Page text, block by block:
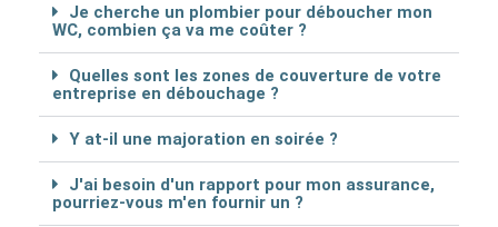
Je cherche un plombier pour déboucher mon
WC, combien ça va me coûter ?
Quelles sont les zones de couverture de votre
entreprise en débouchage ?
Y at-il une majoration en soirée ?
J'ai besoin d'un rapport pour mon assurance,
pourriez-vous m'en fournir un ?